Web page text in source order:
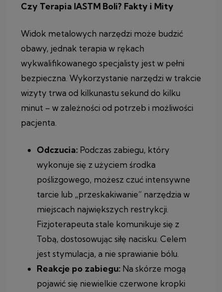
Czy Terapia IASTM Boli? Fakty i Mity
Widok metalowych narzędzi może budzić
obawy, jednak terapia w rękach
wykwalifikowanego specjalisty jest w pełni
bezpieczna. Wykorzystanie narzędzi w trakcie
wizyty trwa od kilkunastu sekund do kilku
minut – w zależności od potrzeb i możliwości
pacjenta.
Odczucia: Podczas zabiegu, który
wykonuje się z użyciem środka
poślizgowego, możesz czuć intensywne
tarcie lub „przeskakiwanie” narzędzia w
miejscach największych restrykcji.
Fizjoterapeuta stale komunikuje się z
Tobą, dostosowując siłę nacisku. Celem
jest stymulacja, a nie sprawianie bólu.
Reakcje po zabiegu: Na skórze mogą
pojawić się niewielkie czerwone kropki